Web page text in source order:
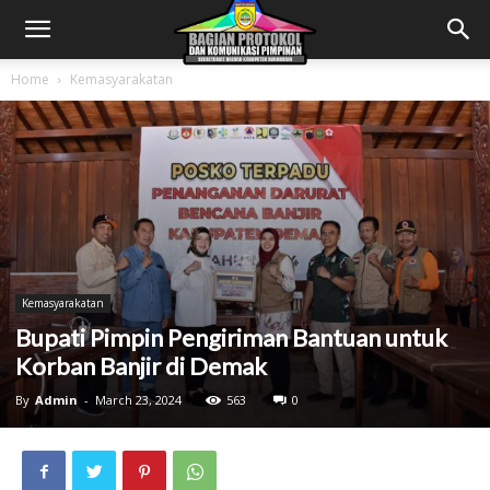
Home Kemasyarakatan
Kemasyarakatan
Bupati Pimpin Pengiriman Bantuan untuk
Korban Banjir di Demak
By Admin - March 23, 2024 563 0